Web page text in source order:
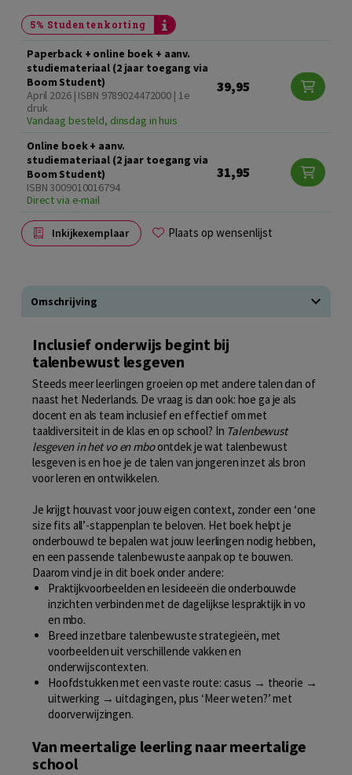
5% Studentenkorting
Paperback + online boek + aanv.
studiemateriaal (2 jaar toegang via
Boom Student)
April 2026 | ISBN 9789024472000 | 1e
druk
Vandaag besteld, dinsdag in huis
39,95
Online boek + aanv.
studiemateriaal (2 jaar toegang via
Boom Student)
ISBN 3009010016794
Direct via e-mail
31,95
Inkijkexemplaar Plaats op wensenlijst
Omschrijving
Inclusief onderwijs begint bij
talenbewust lesgeven
Steeds meer leerlingen groeien op met andere talen dan of
naast het Nederlands. De vraag is dan ook: hoe ga je als
docent en als team inclusief en effectief om met
taaldiversiteit in de klas en op school? In Talenbewust
lesgeven in het vo en mboontdek je wat talenbewust
lesgeven is en hoe je de talen van jongeren inzet als bron
voor leren en ontwikkelen.
Je krijgt houvast voor jouw eigen context, zonder een ‘one
size fits all’-stappenplan te beloven. Het boek helpt je
onderbouwd te bepalen wat jouw leerlingen nodig hebben,
en een passende talenbewuste aanpak op te bouwen.
Daarom vind je in dit boek onder andere:
Praktijkvoorbeelden en lesideeën die onderbouwde
inzichten verbinden met de dagelijkse lespraktijk in vo
en mbo.
Breed inzetbare talenbewuste strategieën, met
voorbeelden uit verschillende vakken en
onderwijscontexten.
Hoofdstukken met een vaste route: casus → theorie →
uitwerking → uitdagingen, plus ‘Meer weten?’ met
doorverwijzingen.
Van meertalige leerling naar meertalige
school